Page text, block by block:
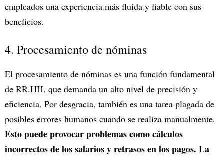
empleados una experiencia más fluida y fiable con sus
beneficios.
4. Procesamiento de nóminas
El procesamiento de nóminas es una función fundamental
de RR.HH. que demanda un alto nivel de precisión y
eficiencia. Por desgracia, también es una tarea plagada de
posibles errores humanos cuando se realiza manualmente.
Esto puede provocar problemas como cálculos
incorrectos de los salarios y retrasos en los pagos. La